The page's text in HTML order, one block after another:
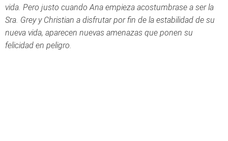
vida. Pero justo cuando Ana empieza acostumbrase a ser la
Sra. Grey y Christian a disfrutar por fin de la estabilidad de su
nueva vida, aparecen nuevas amenazas que ponen su
felicidad en peligro.